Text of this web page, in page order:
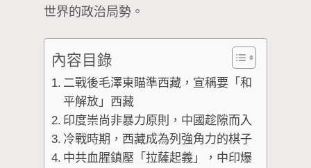
世界的政治局勢。
內容目錄
二戰後毛澤東瞄準西藏，宣稱要「和
平解放」西藏
印度崇尚非暴力原則，中國趁隙而入
冷戰時期，西藏成為列強角力的棋子
中共血腥鎮壓「拉薩起義」，中印爆